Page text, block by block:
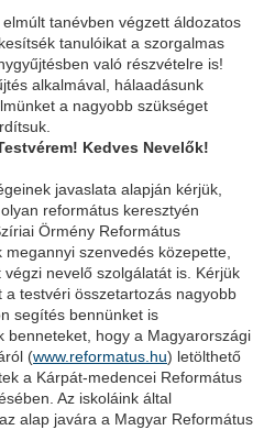
tanévben végzett áldozatos
tanulóikat a szorgalmas
való részvételre is!
alkalmával, hálaadásunk
a nagyobb szükséget
Kedves Nevelők!
javaslata alapján kérjük,
református keresztyén
Örmény Református
szenvedés közepette,
nevelő szolgálatát is. Kérjük
testvéri összetartozás nagyobb
segítés bennünket is
benneteket, hogy a Magyarországi
(www.reformatus.hu) letölthető
a Kárpát-medencei Református
Az iskoláink által
alap javára a Magyar Református